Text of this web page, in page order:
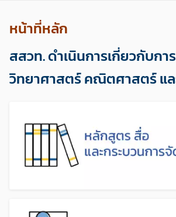
หน้าที่หลัก
สสวท. ดำเนินการเกี่ยวกับก
วิทยาศาสตร์ คณิตศาสตร์ แล